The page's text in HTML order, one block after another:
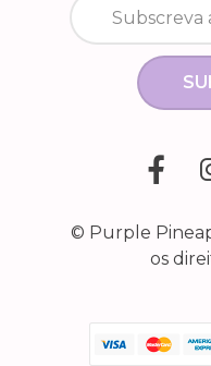
© Purple
os